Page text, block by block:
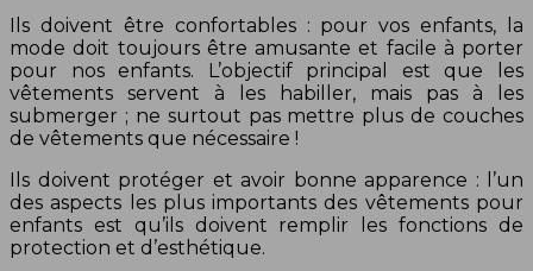
Ils doivent être confortables : pour vos enfants, la
mode doit toujours être amusante et facile à porter
pour nos enfants. L’objectif principal est que les
vêtements servent à les habiller, mais pas à les
submerger ; ne surtout pas mettre plus de couches
de vêtements que nécessaire !
Ils doivent protéger et avoir bonne apparence : l’un
des aspects les plus importants des vêtements pour
enfants est qu’ils doivent remplir les fonctions de
protection et d’esthétique.